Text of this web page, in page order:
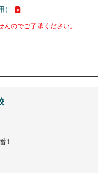
のでご了承ください。
1